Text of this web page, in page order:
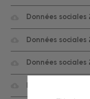
Données sociales
Données sociales
Données sociales
Données sociales